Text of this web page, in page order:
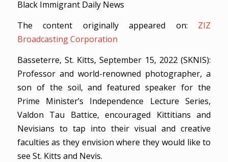
Black Immigrant Daily News
The content originally appeared on: ZIZ
Broadcasting Corporation
Basseterre, St. Kitts, September 15, 2022 (SKNIS):
Professor and world-renowned photographer, a
son of the soil, and featured speaker for the
Prime Minister’s Independence Lecture Series,
Valdon Tau Battice, encouraged Kittitians and
Nevisians to tap into their visual and creative
faculties as they envision where they would like to
see St. Kitts and Nevis.